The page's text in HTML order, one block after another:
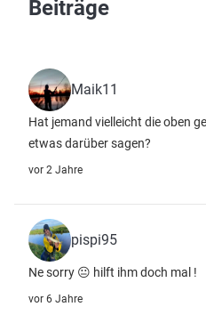
Beiträge
Maik11
Hat jemand vielleicht die oben
etwas darüber sagen?
vor 2 Jahre
pispi95
Ne sorry 😐 hilft ihm doch mal !
vor 6 Jahre